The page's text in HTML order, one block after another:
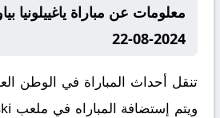
معلومات عن مباراة ياغييلونيا
2024-08-22
تنقل أحداث المباراة في الوطن